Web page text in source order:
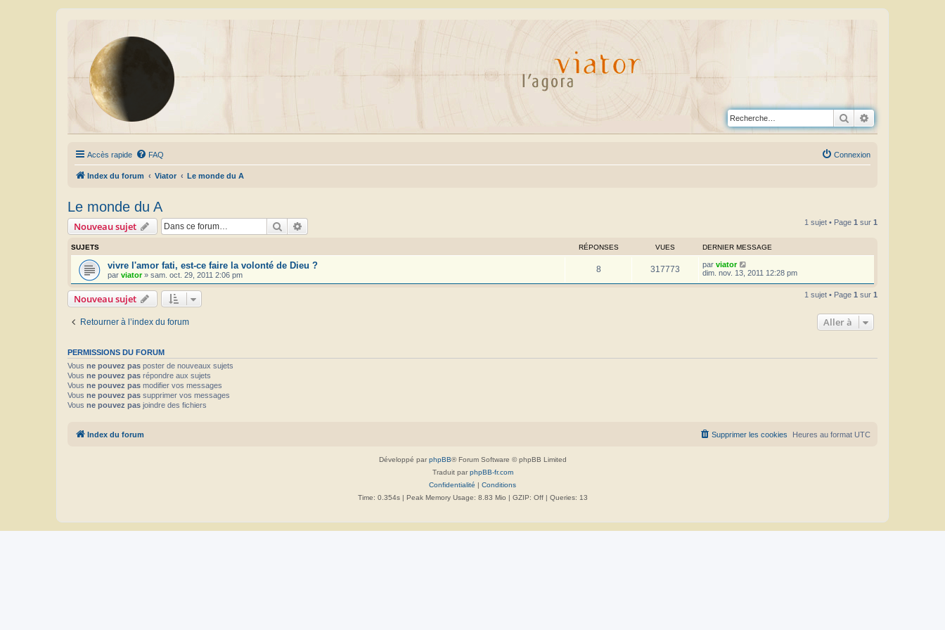
Rechercher
Accès rapide FAQ Connexion
Index du forum Viator Le monde du A
Le monde du A
Nouveau sujet Rechercher 1 sujet • Page 1 sur 1
SUJETS RÉPONSES VUES DERNIER MESSAGE
vivre l'amor fati, est-ce faire la volonté de Dieu ?
par viator» sam. oct. 29, 2011 2:06 pm
8 317773 par viator
dim. nov. 13, 2011 12:28 pm
Nouveau sujet 1 sujet • Page 1 sur 1
Retourner à l’index du forum Aller à
PERMISSIONS DU FORUM
Vous ne pouvez pas poster de nouveaux sujets
Vous ne pouvez pas répondre aux sujets
Vous ne pouvez pas modifier vos messages
Vous ne pouvez pas supprimer vos messages
Vous ne pouvez pas joindre des fichiers
Index du forum Heures au format UTC
Supprimer les cookies
Développé par phpBB® Forum Software © phpBB Limited
Traduit par phpBB-fr.com
Confidentialité | Conditions
Time: 0.354s| Peak Memory Usage: 8.83 Mio | GZIP: Off | Queries: 13